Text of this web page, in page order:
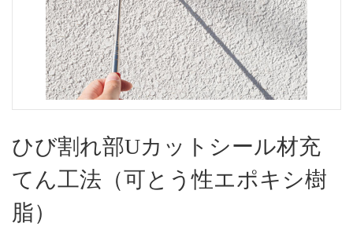
ひび割れ部Uカットシール材充
てん工法（可とう性エポキシ樹
脂）